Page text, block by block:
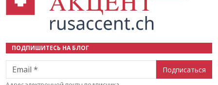
ПОДПИШИТЕСЬ НА БЛОГ
Email